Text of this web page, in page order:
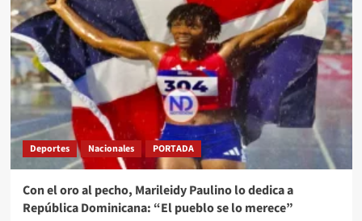
Deportes Nacionales PORTADA
Con el oro al pecho, Marileidy Paulino lo dedica a
República Dominicana: “El pueblo se lo merece”